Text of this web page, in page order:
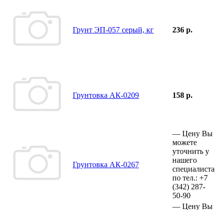
Грунт ЭП-057 серый, кг 236 р.
Грунтовка АК-0209 158 р.
Грунтовка АК-0267
— Цену Вы
можете
уточнить у
нашего
специалиста
по тел.: +7
(342) 287-
50-90
— Цену Вы